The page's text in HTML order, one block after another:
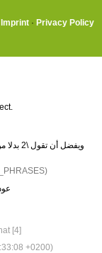
Imprint · Privacy Policy
[4]
+0200)